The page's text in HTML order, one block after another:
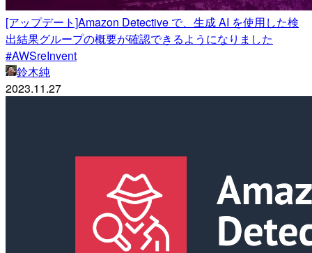
[アップデート]Amazon Detective で、生成 AI を使用した検
出結果グループの概要が確認できるようになりました
#AWSreInvent
鈴木純
2023.11.27